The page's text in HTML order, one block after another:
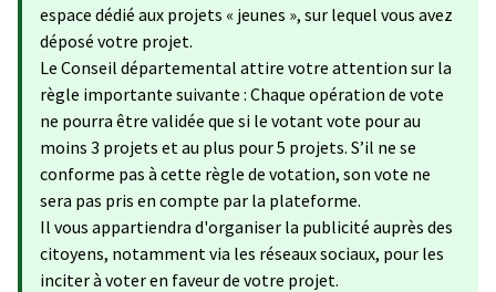
espace dédié aux projets « jeunes », sur lequel vous avez
déposé votre projet.
Le Conseil départemental attire votre attention sur la
règle importante suivante : Chaque opération de vote
ne pourra être validée que si le votant vote pour au
moins 3 projets et au plus pour 5 projets. S’il ne se
conforme pas à cette règle de votation, son vote ne
sera pas pris en compte par la plateforme.
Il vous appartiendra d'organiser la publicité auprès des
citoyens, notamment via les réseaux sociaux, pour les
inciter à voter en faveur de votre projet.